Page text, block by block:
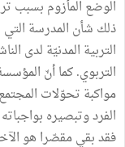
الوضع المأزوم بسبب
ذلك شأن المدرسة
التربية المدنيّة لدى
التربوي. كما أنّ
مواكبة تحوّلات
الفرد وتبصيره
فقد بقي مقصّرا هو